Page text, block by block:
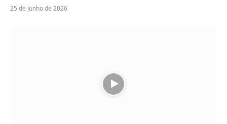
25 de junho de 2026